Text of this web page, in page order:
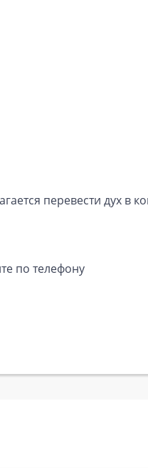
перевести дух в
по телефону